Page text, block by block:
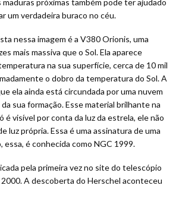
próximas também pode ter ajudado
um verdadeira buraco no céu.
nessa imagem é a V380 Orionis, uma
mais massiva que o Sol. Ela aparece
na sua superfície, cerca de 10 mil
o dobro da temperatura do Sol. A
ela ainda está circundada por uma nuvem
sua formação. Esse material brilhante na
é visível por conta da luz da estrela, ele não
luz própria. Essa é uma assinatura de uma
essa, é conhecida como NGC 1999.
pela primeira vez no site do telescópio
A descoberta do Herschel aconteceu